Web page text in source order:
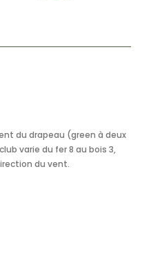
du drapeau (green à deux
varie du fer 8 au bois 3,
du vent.